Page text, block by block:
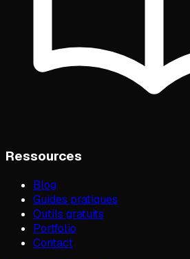
Ressources
Blog
Guides pratiques
Outils gratuits
Portfolio
Contact